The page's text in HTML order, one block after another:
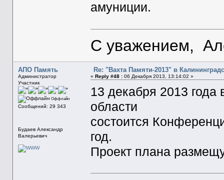
амуниции.
С уважением,
АПО Память
Администратор
Участник
Оффлайн
Сообщений: 29 343
Будаев Александр
Валерьевич
Re: "Вахта Памяти-2013" в
« Reply #48 :06 Декабря 2013, 13:14:02 »
13 декабря 2013
области
состоится
год.
Проект плана